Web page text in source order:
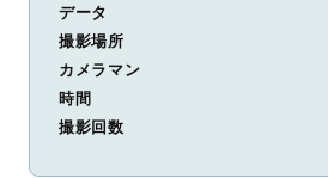
データ
撮影場所
カメラマン
時間
撮影回数